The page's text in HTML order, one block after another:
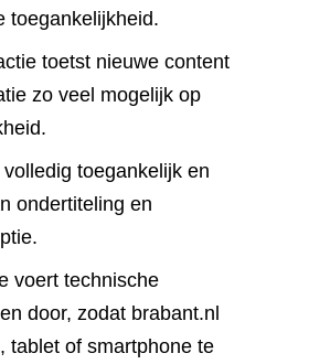
toegankelijkheid.
toetst nieuwe content
zo veel mogelijk op
volledig toegankelijk en
ondertiteling en
voert technische
door, zodat brabant.nl
tablet of smartphone te